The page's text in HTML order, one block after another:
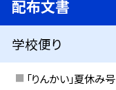
配布文書
学校便り
「りんかい」夏休み号